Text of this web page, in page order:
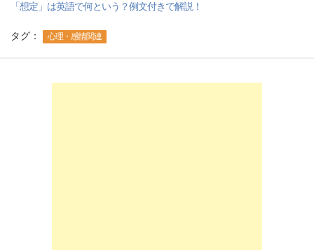
「想定」は英語で何という？例文付きで解説！
タグ： 心理・感情関連